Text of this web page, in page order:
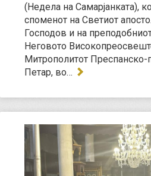
(Недела на Самарјанката),
споменот на Светиот
Господов и на
Неговото
Митрополитот Преспанско-
Петар, во…